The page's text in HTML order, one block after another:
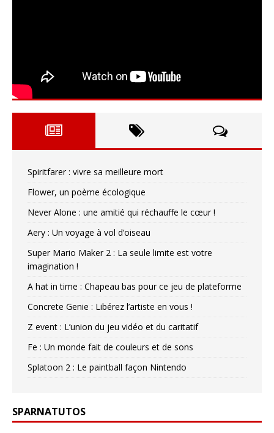
Spiritfarer : vivre sa meilleure mort
Flower, un poème écologique
Never Alone : une amitié qui réchauffe le cœur !
Aery : Un voyage à vol d’oiseau
Super Mario Maker 2 : La seule limite est votre
imagination !
A hat in time : Chapeau bas pour ce jeu de plateforme
Concrete Genie : Libérez l’artiste en vous !
Z event : L’union du jeu vidéo et du caritatif
Fe : Un monde fait de couleurs et de sons
Splatoon 2 : Le paintball façon Nintendo
SPARNATUTOS